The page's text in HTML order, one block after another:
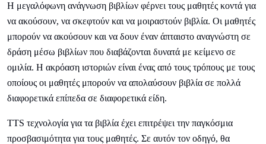
Η μεγαλόφωνη ανάγνωση βιβλίων φέρνει τους μαθητές κοντά για
να ακούσουν, να σκεφτούν και να μοιραστούν βιβλία. Οι μαθητές
μπορούν να ακούσουν και να δουν έναν άπταιστο αναγνώστη σε
δράση μέσω βιβλίων που διαβάζονται δυνατά με κείμενο σε
ομιλία. Η ακρόαση ιστοριών είναι ένας από τους τρόπους με τους
οποίους οι μαθητές μπορούν να απολαύσουν βιβλία σε πολλά
διαφορετικά επίπεδα σε διαφορετικά είδη.
TTS τεχνολογία για τα βιβλία έχει επιτρέψει την παγκόσμια
προσβασιμότητα για τους μαθητές. Σε αυτόν τον οδηγό, θα